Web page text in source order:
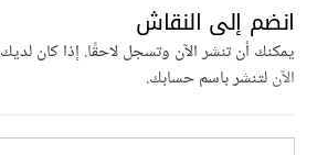
انضم إلى النقاش
يمكنك أن تنشر الآن وتسجل لاحقًا. إذا كان
الآنلتنشر باسم حسابك.